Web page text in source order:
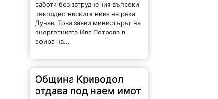
работи без затруднения въпреки
рекордно ниските нива на река
Дунав. Това заяви министърът на
енергетиката Ива Петрова в
ефира на...
Община Криводол
отдава под наем имот